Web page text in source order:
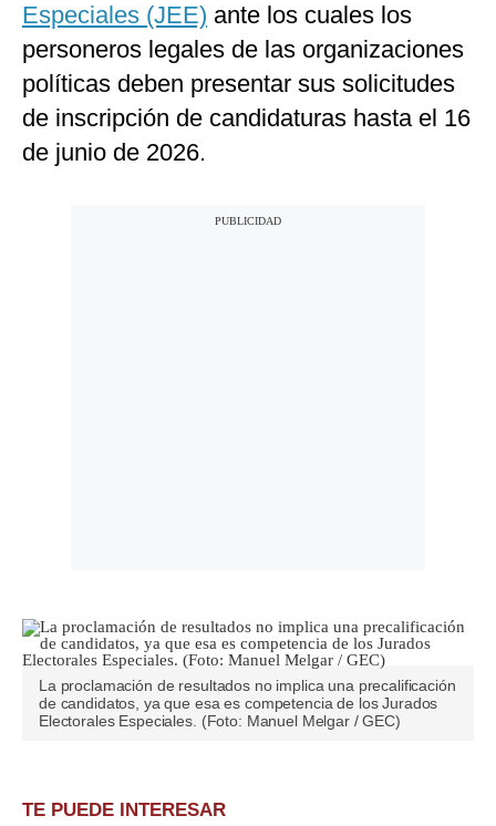
Especiales (JEE) ante los cuales los
personeros legales de las organizaciones
políticas deben presentar sus solicitudes
de inscripción de candidaturas hasta el 16
de junio de 2026.
La proclamación de resultados no implica una precalificación
de candidatos, ya que esa es competencia de los Jurados
Electorales Especiales. (Foto: Manuel Melgar / GEC)
TE PUEDE INTERESAR